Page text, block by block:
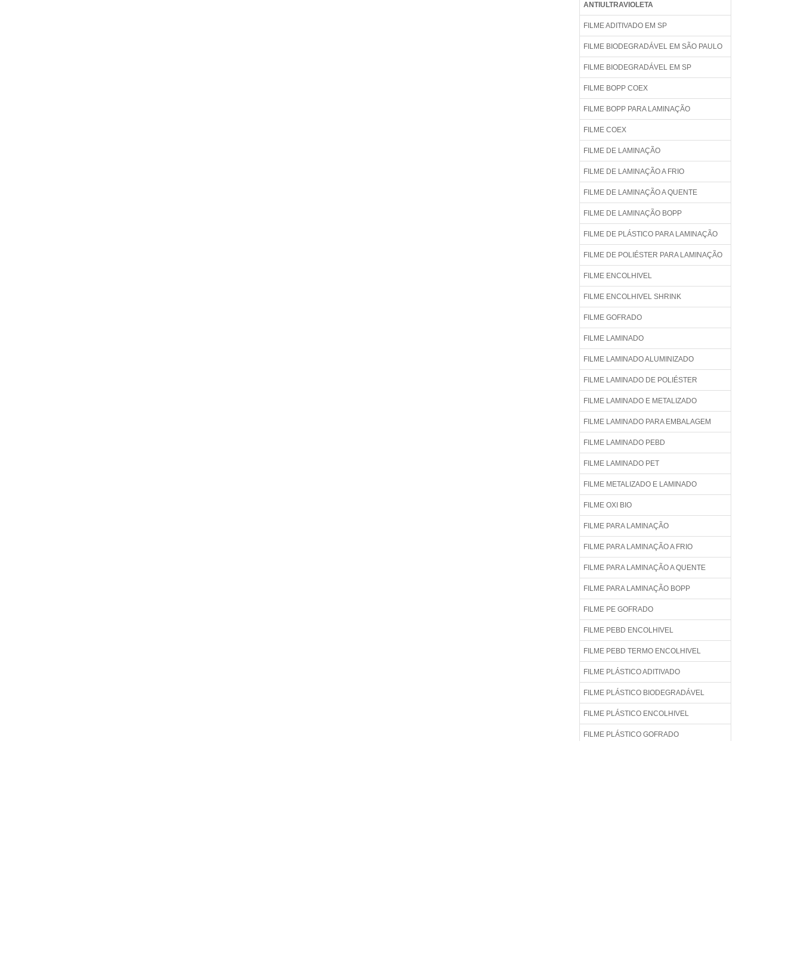
ANTIULTRAVIOLETA
FILME ADITIVADO EM SP
FILME BIODEGRADÁVEL EM SÃO PAULO
FILME BIODEGRADÁVEL EM SP
FILME BOPP COEX
FILME BOPP PARA LAMINAÇÃO
FILME COEX
FILME DE LAMINAÇÃO
FILME DE LAMINAÇÃO A FRIO
FILME DE LAMINAÇÃO A QUENTE
FILME DE LAMINAÇÃO BOPP
FILME DE PLÁSTICO PARA LAMINAÇÃO
FILME DE POLIÉSTER PARA LAMINAÇÃO
FILME ENCOLHIVEL
FILME ENCOLHIVEL SHRINK
FILME GOFRADO
FILME LAMINADO
FILME LAMINADO ALUMINIZADO
FILME LAMINADO DE POLIÉSTER
FILME LAMINADO E METALIZADO
FILME LAMINADO PARA EMBALAGEM
FILME LAMINADO PEBD
FILME LAMINADO PET
FILME METALIZADO E LAMINADO
FILME OXI BIO
FILME PARA LAMINAÇÃO
FILME PARA LAMINAÇÃO A FRIO
FILME PARA LAMINAÇÃO A QUENTE
FILME PARA LAMINAÇÃO BOPP
FILME PE GOFRADO
FILME PEBD ENCOLHIVEL
FILME PEBD TERMO ENCOLHIVEL
FILME PLÁSTICO ADITIVADO
FILME PLÁSTICO BIODEGRADÁVEL
FILME PLÁSTICO ENCOLHIVEL
FILME PLÁSTICO GOFRADO